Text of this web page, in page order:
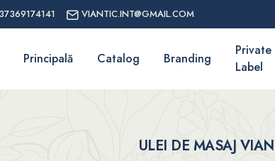
VIANTIC.INT@GMAIL.COM
Principală Catalog Branding
Private
Label
ULEI DE MASAJ